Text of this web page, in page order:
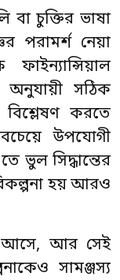
চুক্তির ভাষা
পরামর্শ নেয়া
সঠিক
বিশ্লেষণ করতে
উপযোগী
ভুল সিদ্ধান্তের
হয় আরও
আসে, আর সেই
সামঞ্জস্য